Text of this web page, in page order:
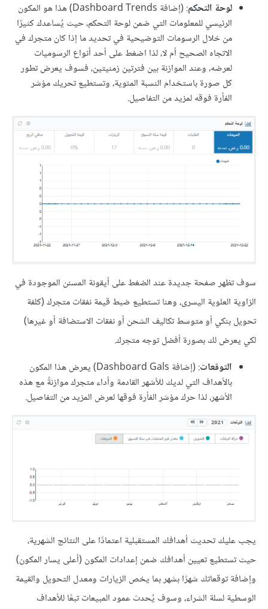
لوحة التحكم
: (إضافة Dashboard Trends) هذا هو المكون
الرئيسي للمعلومات التي ضمن لوحة التحكم، حيث يُساعدك كثيرًا
من خلال الرسومات التوضيحية في تحديد ما إذا كان متجرك في
الاتجاه الصحيح أم لا، لذا اضغط على أحد أنواع الرسوميات
لعرضه، وعند الموازنة بين فترتين زمنيتين، فسوف يعرض تطور
كل صورة باستخدام النسبة المئوية، وتستطيع تحريك مؤشر
الفأرة فوقه لمزيد من التفاصيل.
سوف تظهر صفحة جديدة عند الضغط على أيقونة المسنن الموجودة في
الزاوية العلوية اليسرى، وهنا تستطيع ضبط قيمة نفقات متجرك (كلفة
تحويل بنكي أو متوسط تكاليف الشحن أو نفقات الاستضافة أو غيرها)
لكي يعرض لك بصورة أفضل توجه متجرك.
التوقعات
: (إضافة Dashboard Gals) يعرض هذا المكون
بالأهداف التي لديك للأشهر القادمة وأداء متجرك موازنةً مع هذه
الأشهر، لذا حرك مؤشر الفأرة فوقها لعرض المزيد من التفاصيل.
يجب عليك تحديث أهدافك المستقبلية اعتمادًا على النتائج الشهرية،
حيث تستطيع تعيين أهدافك ضمن إعدادات المكون (أعلى يسار المكون)
وإضافة توقعاتك شهرًا بشهر بما يخص الزيارات ومعدل التحويل والقيمة
الوسطية لسلة الشراء، وسوف يُحدث عمود المبيعات تبعًا للأهداف